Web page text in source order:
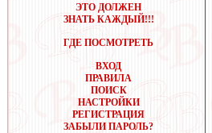
ЭТО ДОЛЖЕН
ЗНАТЬ КАЖДЫЙ!!!
ГДЕ ПОСМОТРЕТЬ
ВХОД
ПРАВИЛА
ПОИСК
НАСТРОЙКИ
РЕГИСТРАЦИЯ
ЗАБЫЛИ ПАРОЛЬ?